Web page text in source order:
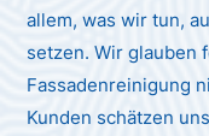
allem, was wir tun,
setzen. Wir glauben
Fassadenreinigung
Kunden schätzen